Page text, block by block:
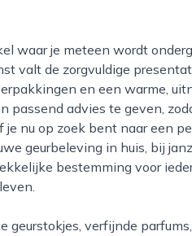
valt de zorgvuldige
en een warme,
passend advies te geven,
nu op zoek bent naar een
geurbeleving in huis, bij
bestemming voor